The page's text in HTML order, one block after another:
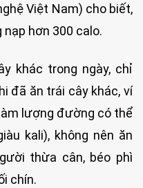
Việt Nam) cho biết,
hơn 300 calo.
khác trong ngày, chỉ
đã ăn trái cây khác, ví
lượng đường có thể
kali), không nên ăn
thừa cân, béo phì
chín.